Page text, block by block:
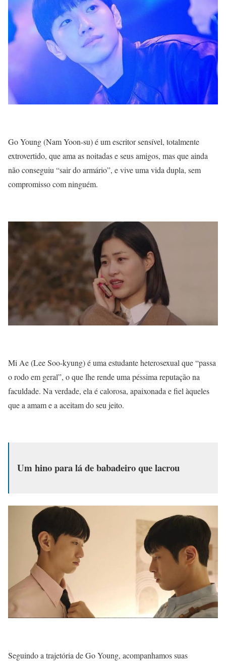
Go Young (Nam Yoon-su) é um escritor sensível, totalmente
extrovertido, que ama as noitadas e seus amigos, mas que ainda
não conseguiu “sair do armário”, e vive uma vida dupla, sem
compromisso com ninguém.
Mi Ae (Lee Soo-kyung) é uma estudante heterosexual que “passa
o rodo em geral”, o que lhe rende uma péssima reputação na
faculdade. Na verdade, ela é calorosa, apaixonada e fiel àqueles
que a amam e a aceitam do seu jeito.
Um hino para lá de babadeiro que lacrou
Seguindo a trajetória de Go Young, acompanhamos suas